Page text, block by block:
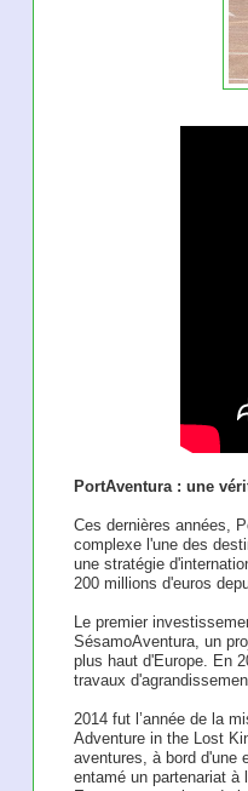
PortAventura : une
Ces dernières années,
complexe l'une des
une stratégie
200 millions d'euros
Le premier
SésamoAventura, un
plus haut d'Europe. En
travaux
2014 fut l’année de la
Adventure in the Lost
aventures, à bord d'une
entamé un partenariat à